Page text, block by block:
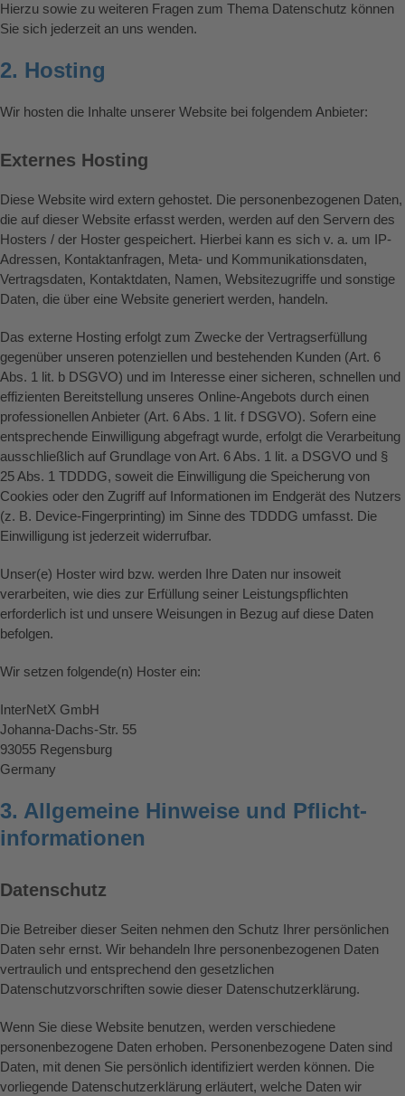
Hierzu sowie zu weiteren Fragen zum Thema Datenschutz können
Sie sich jederzeit an uns wenden.
2. Hosting
Wir hosten die Inhalte unserer Website bei folgendem Anbieter:
Externes Hosting
Diese Website wird extern gehostet. Die personenbezogenen Daten,
die auf dieser Website erfasst werden, werden auf den Servern des
Hosters / der Hoster gespeichert. Hierbei kann es sich v. a. um IP-
Adressen, Kontaktanfragen, Meta- und Kommunikationsdaten,
Vertragsdaten, Kontaktdaten, Namen, Websitezugriffe und sonstige
Daten, die über eine Website generiert werden, handeln.
Das externe Hosting erfolgt zum Zwecke der Vertragserfüllung
gegenüber unseren potenziellen und bestehenden Kunden (Art. 6
Abs. 1 lit. b DSGVO) und im Interesse einer sicheren, schnellen und
effizienten Bereitstellung unseres Online-Angebots durch einen
professionellen Anbieter (Art. 6 Abs. 1 lit. f DSGVO). Sofern eine
entsprechende Einwilligung abgefragt wurde, erfolgt die Verarbeitung
ausschließlich auf Grundlage von Art. 6 Abs. 1 lit. a DSGVO und §
25 Abs. 1 TDDDG, soweit die Einwilligung die Speicherung von
Cookies oder den Zugriff auf Informationen im Endgerät des Nutzers
(z. B. Device-Fingerprinting) im Sinne des TDDDG umfasst. Die
Einwilligung ist jederzeit widerrufbar.
Unser(e) Hoster wird bzw. werden Ihre Daten nur insoweit
verarbeiten, wie dies zur Erfüllung seiner Leistungspflichten
erforderlich ist und unsere Weisungen in Bezug auf diese Daten
befolgen.
Wir setzen folgende(n) Hoster ein:
InterNetX GmbH
Johanna-Dachs-Str. 55
93055 Regensburg
Germany
3. Allgemeine Hinweise und Pflicht­
informationen
Datenschutz
Die Betreiber dieser Seiten nehmen den Schutz Ihrer persönlichen
Daten sehr ernst. Wir behandeln Ihre personenbezogenen Daten
vertraulich und entsprechend den gesetzlichen
Datenschutzvorschriften sowie dieser Datenschutzerklärung.
Wenn Sie diese Website benutzen, werden verschiedene
personenbezogene Daten erhoben. Personenbezogene Daten sind
Daten, mit denen Sie persönlich identifiziert werden können. Die
vorliegende Datenschutzerklärung erläutert, welche Daten wir